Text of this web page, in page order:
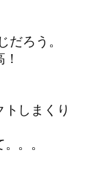
ろう。
しまくり
。。